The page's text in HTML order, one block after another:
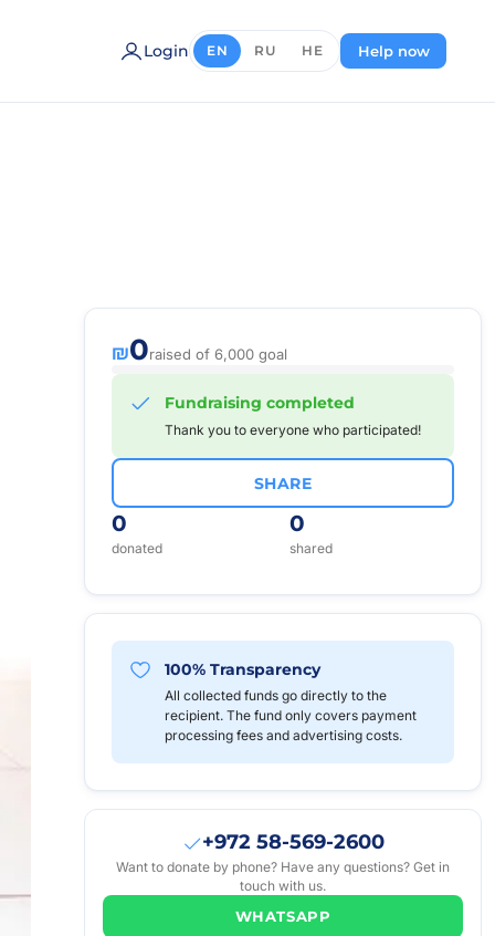
Login EN RU HE Help now
₪0raised of 6,000 goal
Fundraising completed
Thank you to everyone who participated!
SHARE
0
donated
0
shared
100% Transparency
All collected funds go directly to the
recipient. The fund only covers payment
processing fees and advertising costs.
+972 58-569-2600
Want to donate by phone? Have any questions? Get in
touch with us.
WHATSAPP